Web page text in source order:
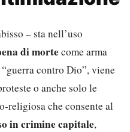
– sta nell’uso
di mortecome arma
“guerra contro Dio”, viene
o anche solo le
religiosa che consente al
in crimine capitale,